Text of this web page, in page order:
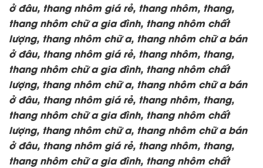
ở đâu, thang nhôm giá rẻ, thang nhôm, thang,
thang nhôm chữ a gia đình, thang nhôm chất
lượng, thang nhôm chữ a, thang nhôm chữ a bán
ở đâu, thang nhôm giá rẻ, thang nhôm, thang,
thang nhôm chữ a gia đình, thang nhôm chất
lượng, thang nhôm chữ a, thang nhôm chữ a bán
ở đâu, thang nhôm giá rẻ, thang nhôm, thang,
thang nhôm chữ a gia đình, thang nhôm chất
lượng, thang nhôm chữ a, thang nhôm chữ a bán
ở đâu, thang nhôm giá rẻ, thang nhôm, thang,
thang nhôm chữ a gia đình, thang nhôm chất